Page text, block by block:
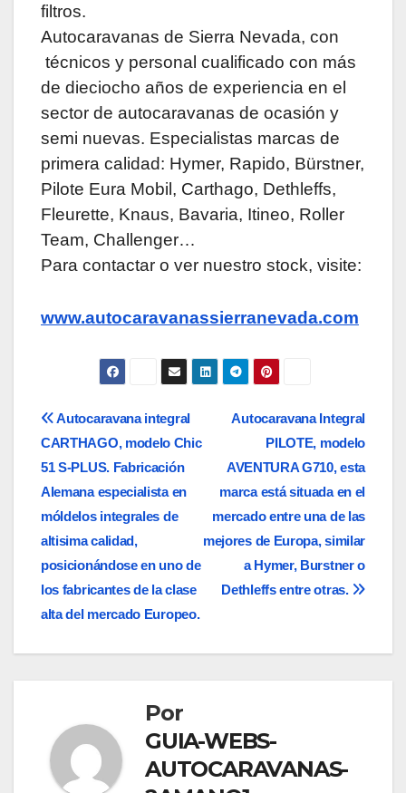
filtros.
Autocaravanas de Sierra Nevada, con
técnicos y personal cualificado con más
de dieciocho años de experiencia en el
sector de autocaravanas de ocasión y
semi nuevas. Especialistas marcas de
primera calidad: Hymer, Rapido, Bürstner,
Pilote Eura Mobil, Carthago, Dethleffs,
Fleurette, Knaus, Bavaria, Itineo, Roller
Team, Challenger…
Para contactar o ver nuestro stock, visite:
www.autocaravanassierranevada.com
Navegación
de
entradas
Autocaravana Integral
PILOTE, modelo
AVENTURA G710, esta
marca está situada en el
mercado entre una de las
mejores de Europa, similar
a Hymer, Burstner o
Dethleffs entre otras.
Autocaravana integral
CARTHAGO, modelo Chic
51 S-PLUS. Fabricación
Alemana especialista en
móldelos integrales de
altisima calidad,
posicionándose en uno de
los fabricantes de la clase
alta del mercado Europeo.
Por
GUIA-WEBS-
AUTOCARAVANAS-